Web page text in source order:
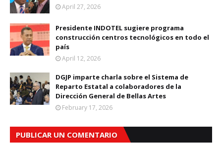
April 27, 2026
Presidente INDOTEL sugiere programa
construcción centros tecnológicos en todo el
país
April 12, 2026
DGJP imparte charla sobre el Sistema de
Reparto Estatal a colaboradores de la
Dirección General de Bellas Artes
February 17, 2026
PUBLICAR UN COMENTARIO